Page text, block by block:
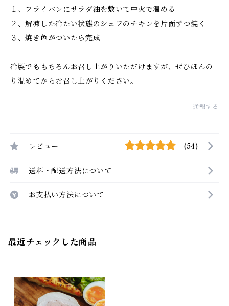
１、フライパンにサラダ油を敷いて中火で温める
２、解凍した冷たい状態のシェフのチキンを片面ずつ焼く
３、焼き色がついたら完成
冷製でももちろんお召し上がりいただけますが、ぜひほんの
り温めてからお召し上がりください。
通報する
レビュー (54)
送料・配送方法について
お支払い方法について
最近チェックした商品